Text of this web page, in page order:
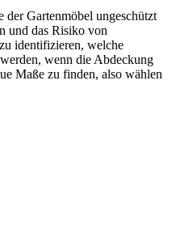
Gartenmöbel ungeschützt
und das Risiko von
identifizieren, welche
wenn die Abdeckung
Maße zu finden, also wählen